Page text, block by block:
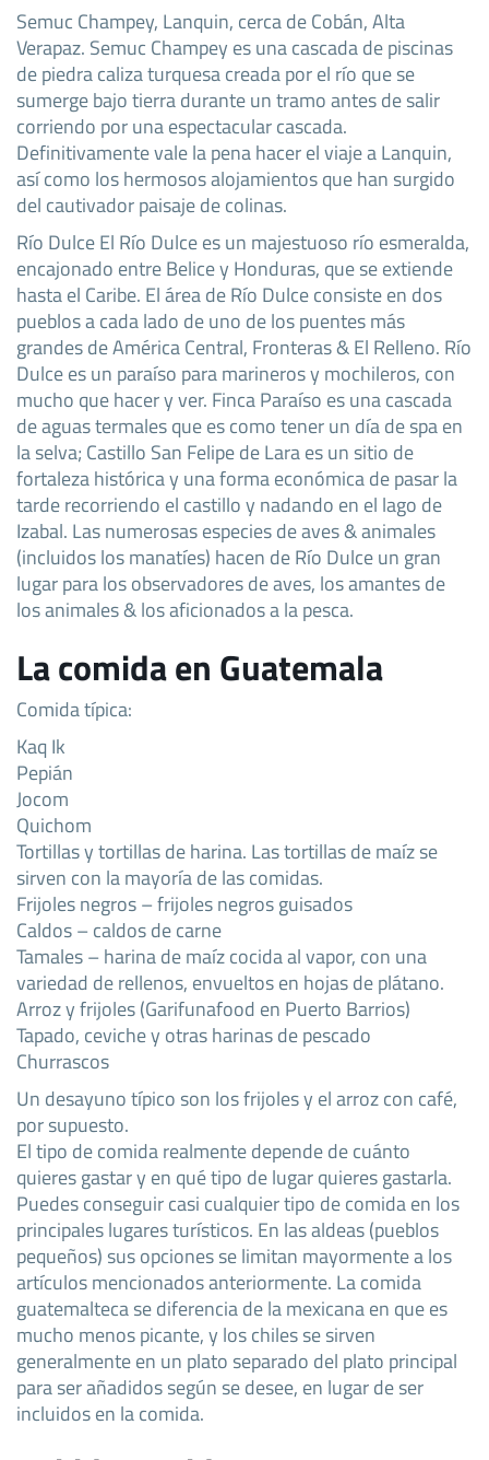
Semuc Champey, Lanquin, cerca de Cobán, Alta
Verapaz. Semuc Champey es una cascada de piscinas
de piedra caliza turquesa creada por el río que se
sumerge bajo tierra durante un tramo antes de salir
corriendo por una espectacular cascada.
Definitivamente vale la pena hacer el viaje a Lanquin,
así como los hermosos alojamientos que han surgido
del cautivador paisaje de colinas.
Río Dulce El Río Dulce es un majestuoso río esmeralda,
encajonado entre Belice y Honduras, que se extiende
hasta el Caribe. El área de Río Dulce consiste en dos
pueblos a cada lado de uno de los puentes más
grandes de América Central, Fronteras & El Relleno. Río
Dulce es un paraíso para marineros y mochileros, con
mucho que hacer y ver. Finca Paraíso es una cascada
de aguas termales que es como tener un día de spa en
la selva; Castillo San Felipe de Lara es un sitio de
fortaleza histórica y una forma económica de pasar la
tarde recorriendo el castillo y nadando en el lago de
Izabal. Las numerosas especies de aves & animales
(incluidos los manatíes) hacen de Río Dulce un gran
lugar para los observadores de aves, los amantes de
los animales & los aficionados a la pesca.
La comida en Guatemala
Comida típica:
Kaq Ik
Pepián
Jocom
Quichom
Tortillas y tortillas de harina. Las tortillas de maíz se
sirven con la mayoría de las comidas.
Frijoles negros – frijoles negros guisados
Caldos – caldos de carne
Tamales – harina de maíz cocida al vapor, con una
variedad de rellenos, envueltos en hojas de plátano.
Arroz y frijoles (Garifunafood en Puerto Barrios)
Tapado, ceviche y otras harinas de pescado
Churrascos
Un desayuno típico son los frijoles y el arroz con café,
por supuesto.
El tipo de comida realmente depende de cuánto
quieres gastar y en qué tipo de lugar quieres gastarla.
Puedes conseguir casi cualquier tipo de comida en los
principales lugares turísticos. En las aldeas (pueblos
pequeños) sus opciones se limitan mayormente a los
artículos mencionados anteriormente. La comida
guatemalteca se diferencia de la mexicana en que es
mucho menos picante, y los chiles se sirven
generalmente en un plato separado del plato principal
para ser añadidos según se desee, en lugar de ser
incluidos en la comida.